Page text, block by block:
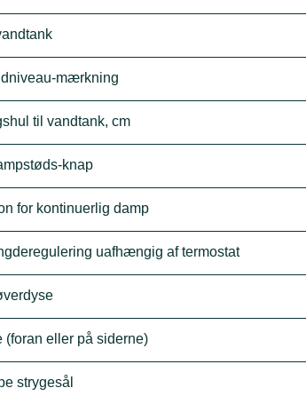
mærkning
til vandtank, cm
knap
for kontinuerlig damp
uafhængig af termostat
(foran eller på siderne)
strygesål